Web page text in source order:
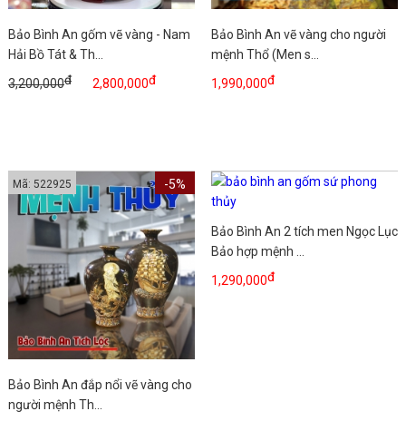
Bảo Bình An gốm vẽ vàng - Nam
Hải Bồ Tát & Th...
3,200,000đ 2,800,000đ
Bảo Bình An vẽ vàng cho người
mệnh Thổ (Men s...
1,990,000đ
Bảo Bình An đắp nổi vẽ vàng cho
người mệnh Th...
-5%
Mã: 522925
Bảo Bình An 2 tích men Ngọc Lục
Bảo hợp mệnh ...
1,290,000đ